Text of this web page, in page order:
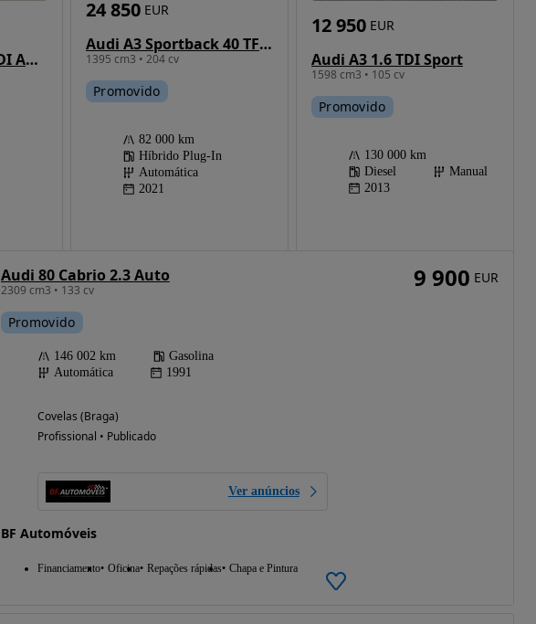
Audi A4 Avant 30 TDI Advanced S tronic
Audi A3 Sportback 40 TFSIe Advanced
1395 cm3 • 204 cv
24 850 EUR
Promovido
82 000 km
Híbrido Plug-In
Automática
2021
Audi A3 1.6 TDI Sport
1598 cm3 • 105 cv
12 950 EUR
Promovido
130 000 km
Diesel
Manual
2013
Audi 80 Cabrio 2.3 Auto
2309 cm3 • 133 cv
Promovido
146 002 km
Gasolina
Automática
1991
Covelas (Braga)
Profissional • Publicado
Ver anúncios
BF Automóveis
Financiamento Oficina Repações rápidas Chapa e Pintura
9 900 EUR